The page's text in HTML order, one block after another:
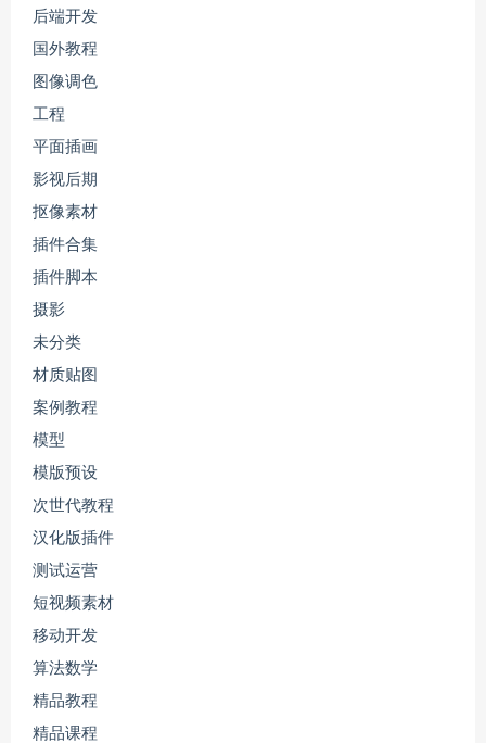
后端开发
国外教程
图像调色
工程
平面插画
影视后期
抠像素材
插件合集
插件脚本
摄影
未分类
材质贴图
案例教程
模型
模版预设
次世代教程
汉化版插件
测试运营
短视频素材
移动开发
算法数学
精品教程
精品课程